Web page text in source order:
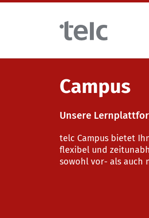
Skip to main content
Sprachprüfungen
telc Prüfungen digital
Zertifikatsprüfungen
Lehrmaterialien
Deutsch für die
Trainingsangebote
Campus
Unsere
telc Campus bietet
flexibel und
sowohl vor- als auch